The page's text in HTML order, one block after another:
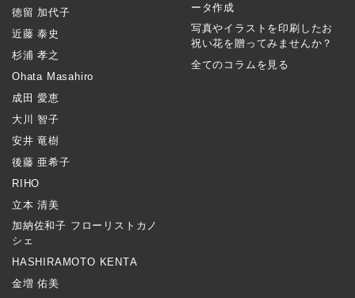
徳留 加代子
近藤 泰史
杉浦 孝之
Ohata Masahiro
成田 愛恵
大川 智子
安井 竜樹
後藤 亜希子
RIHO
立本 清美
加納佐和子 フローリストカノ
シェ
HASHIRAMOTO KENTA
金増 佑美
ータ作成
写真やイラストを印刷したお
祝い花を贈ってみませんか？
全てのコラムを見る